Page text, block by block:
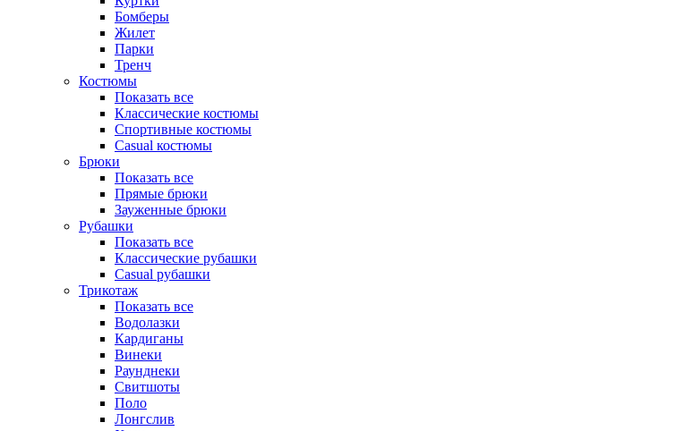
Бомберы
Жилет
Парки
Тренч
Костюмы
Показать все
Классические костюмы
Спортивные костюмы
Casual костюмы
Брюки
Показать все
Прямые брюки
Зауженные брюки
Рубашки
Показать все
Классические рубашки
Casual рубашки
Трикотаж
Показать все
Водолазки
Кардиганы
Винеки
Раунднеки
Свитшоты
Поло
Лонгслив